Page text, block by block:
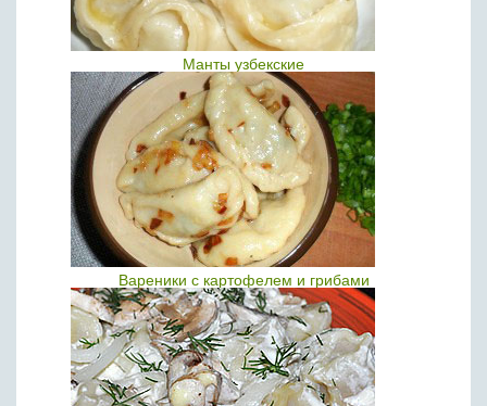
Манты узбекские
Вареники с картофелем и грибами